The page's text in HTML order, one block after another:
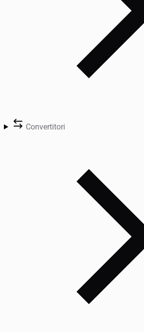
Convertitori